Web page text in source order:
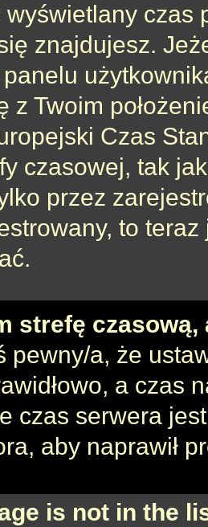
wyświetlany czas
znajdujesz.
z Twoim
Czas
czasowej, tak
przez
to
strefę
pewny/a, że
a czas
czas serwera
aby naprawił
is not in the